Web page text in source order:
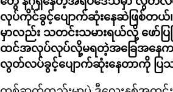
လုပ်ကိုင်ခွင့်ပျောက်ဆုံးနေဆဲဖြစ်တယ်
မှာလည်း သတင်းသမားရယ်လို့ ဖော်ပြပ
ထင်အလုပ်လုပ်လို့မရတဲ့အခြေအနေ
လွတ်လပ်ခွင့်ပျောက်ဆုံးနေတာကို ပြ